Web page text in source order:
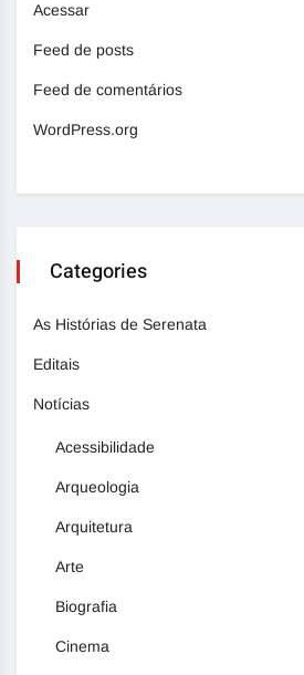
Acessar
Feed de posts
Feed de comentários
WordPress.org
Categories
As Histórias de Serenata
Editais
Notícias
Acessibilidade
Arqueologia
Arquitetura
Arte
Biografia
Cinema